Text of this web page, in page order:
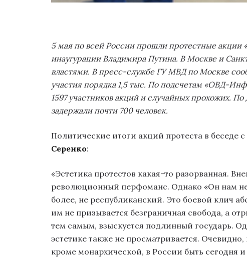
5 мая по всей России прошли протестные акции
инаугурации Владимира Путина. В Москве и
властями. В пресс-службе ГУ МВД по Москве
участия порядка 1,5 тыс. По подсчетам «ОВД-
1597 участников акций и случайных прохожих.
задержали почти 700 человек.
Политические итоги акций протеста в беседе с
Серенко:
«Эстетика протестов какая-то разорванная.
революционный перфоманс. Однако «Он нам
более, не республиканский. Это боевой клич
им не призывается безграничная свобода, а
тем самым, взыскуется подлинный государь.
эстетике также не просматривается.
кроме монархической, в России быть сегодня